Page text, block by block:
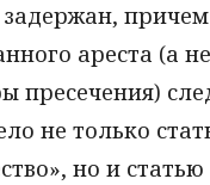
задержан,
ареста (а
пресечения)
не только
но и статью